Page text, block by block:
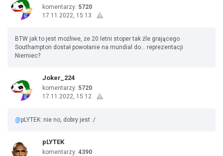
komentarzy: 5720
17.11.2022, 15:13
BTW jak to jest możliwe, że 20 letni stoper tak źle grającego
Southampton dostał powołanie na mundial do... reprezentacji
Niemiec?
Joker_224
komentarzy: 5720
17.11.2022, 15:12
@pLYTEK: nie no, dobry jest :/
pLYTEK
komentarzy: 4390